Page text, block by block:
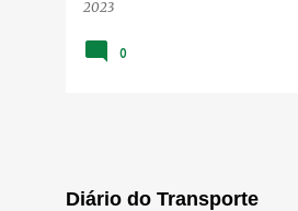
2023
0
Diário do Transporte